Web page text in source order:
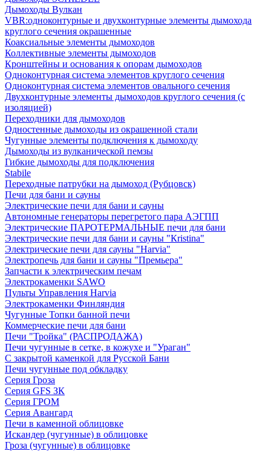
Дымоходы Вулкан
VBR:одноконтурные и двухконтурные элементы дымохода
круглого сечения окрашенные
Коаксиальные элементы дымоходов
Коллективные элементы дымоходов
Кронштейны и основания к опорам дымоходов
Одноконтурная система элементов круглого сечения
Одноконтурная система элементов овального сечения
Двухконтурные элементы дымоходов круглого сечения (с
изоляцией)
Переходники для дымоходов
Одностенные дымоходы из окрашенной стали
Чугунные элементы подключения к дымоходу
Дымоходы из вулканической пемзы
Гибкие дымоходы для подключения
Stabile
Переходные патрубки на дымоход (Рубцовск)
Печи для бани и сауны
Электрические печи для бани и сауны
Автономные генераторы перегретого пара АЭГПП
Электрические ПАРОТЕРМАЛЬНЫЕ печи для бани
Электрические печи для бани и сауны "Кristina"
Электрические печи для сауны "Harvia"
Электропечь для бани и сауны "Премьера"
Запчасти к электрическим печам
Электрокаменки SAWO
Пульты Управления Harvia
Электрокаменки Финляндия
Чугунные Топки банной печи
Коммерческие печи для бани
Печи "Тройка" (РАСПРОДАЖА)
Печи чугунные в сетке, в кожухе и "Ураган"
С закрытой каменкой для Русской Бани
Печи чугунные под обкладку
Серия Гроза
Серия GFS ЗК
Серия ГРОМ
Серия Авангард
Печи в каменной облицовке
Искандер (чугунные) в облицовке
Гроза (чугунные) в облицовке